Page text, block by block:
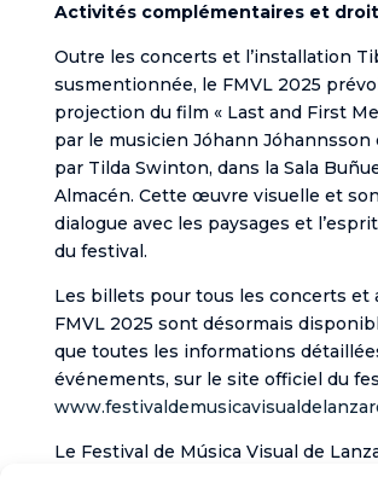
Activités complémentaires et
Outre les concerts et l’installation
susmentionnée, le FMVL 2025
projection du film « Last and First
par le musicien Jóhann Jóhannsson
par Tilda Swinton, dans la Sala
Almacén. Cette œuvre visuelle et
dialogue avec les paysages et
du festival.
Les billets pour tous les concerts et
FMVL 2025 sont désormais
que toutes les informations
événements, sur le site officiel du
Le Festival de Música Visual de